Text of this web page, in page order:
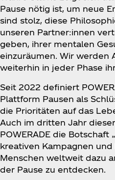
Pause nötig ist, um neue
sind stolz, diese
unseren Partner:innen
geben, ihrer mentalen
einzuräumen. Wir werden
weiterhin in jeder Phase
Seit 2022 definiert
Plattform Pausen als
die Prioritäten auf das
Auch im dritten Jahr
POWERADE die Botschaft
kreativen Kampagnen
Menschen weltweit dazu
der Pause zu entdecken.